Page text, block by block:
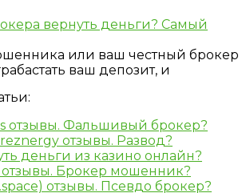
вернуть деньги? Самый
или ваш честный брокер
ваш депозит, и
отзывы. Фальшивый брокер?
отзывы. Развод?
деньги из казино онлайн?
отзывы. Брокер мошенник?
отзывы. Псевдо брокер?